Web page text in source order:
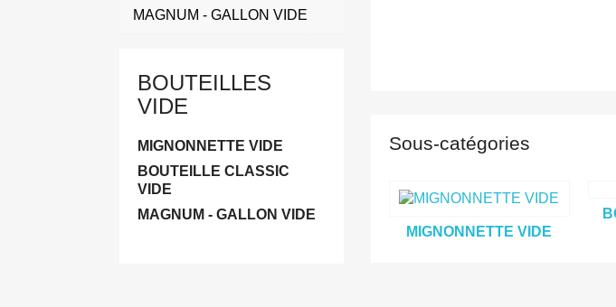
MAGNUM - GALLON VIDE
BOUTEILLES
VIDE
MIGNONNETTE VIDE
BOUTEILLE CLASSIC
VIDE
MAGNUM - GALLON VIDE
Sous-catégories
MIGNONNETTE VIDE